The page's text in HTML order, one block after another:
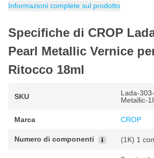
vernice per auto Lada 303 Agave Pearl
piccoli danni alla vernice dell'auto.
Come ritoccare con la vernice
Pearl Metallic
Puoi ritoccare la vernice per auto Lada 303
seguito avrai la certezza di utilizzare
per un risultato fantastico e originale di
Agitare il barattolo di vernice per auto
Prima di iniziare, fare sempre una prova
Informazioni complete sul prodotto
Specifiche di CROP
Pearl Metallic Vernice
Ritocco 18ml
SKU
Lada-
Metallic-
Marca CROP
Numero di componenti (1K) 1